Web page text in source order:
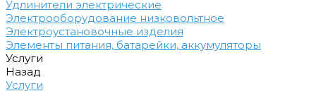
Удлинители электрические
Электрооборудование низковольтное
Электроустановочные изделия
Элементы питания, батарейки, аккумуляторы
Услуги
Назад
Услуги